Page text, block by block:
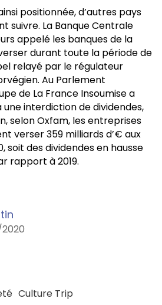
positionnée, d’autres pays
suivre. La Banque Centrale
appelé les banques de la
durant toute la période de
relayé par le régulateur
Au Parlement
de La France Insoumise a
interdiction de dividendes,
selon Oxfam, les entreprises
verser 359 milliards d’€ aux
soit des dividendes en hausse
rapport à 2019.
Culture Trip